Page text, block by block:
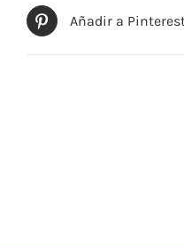
Añadir a